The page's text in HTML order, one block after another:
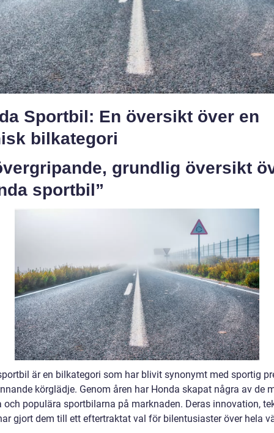
Sportbil: En översikt över en
bilkategori
grundlig översikt
sportbil”
är en bilkategori som har blivit synonymt med sportig
körglädje. Genom åren har Honda skapat några av de
och populära sportbilarna på marknaden. Deras innovation,
gjort dem till ett eftertraktat val för bilentusiaster över hela